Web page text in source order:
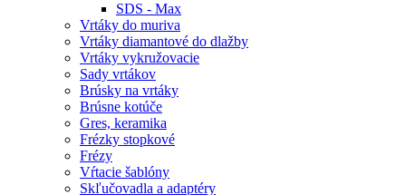
SDS - Max
Vrtáky do muriva
Vrtáky diamantové do dlažby
Vrtáky vykružovacie
Sady vrtákov
Brúsky na vrtáky
Brúsne kotúče
Gres, keramika
Frézky stopkové
Frézy
Vŕtacie šablóny
Skľučovadla a adaptéry